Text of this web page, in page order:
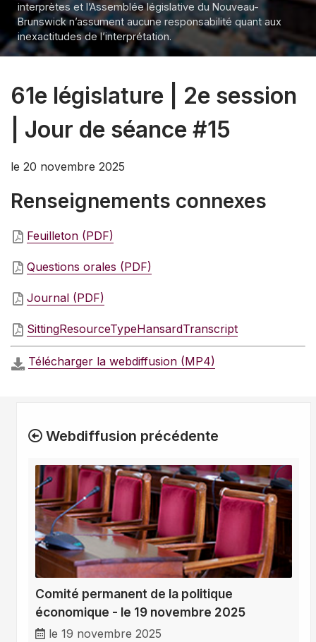
interprètes et l’Assemblée législative du Nouveau-
Brunswick n’assument aucune responsabilité quant aux
inexactitudes de l’interprétation.
61e législature | 2e session
| Jour de séance #15
le 20 novembre 2025
Renseignements connexes
Feuilleton (PDF)
Questions orales (PDF)
Journal (PDF)
SittingResourceTypeHansardTranscript
Télécharger la webdiffusion (MP4)
Webdiffusion précédente
Comité permanent de la politique
économique - le 19 novembre 2025
le 19 novembre 2025